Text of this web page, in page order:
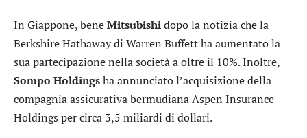
In Giappone, beneMitsubishidopo la notizia che la
Berkshire Hathaway di Warren Buffett ha aumentato la
sua partecipazione nella società a oltre il 10%. Inoltre,
Sompo Holdingsha annunciato l’acquisizione della
compagnia assicurativa bermudiana Aspen Insurance
Holdings per circa 3,5 miliardi di dollari.